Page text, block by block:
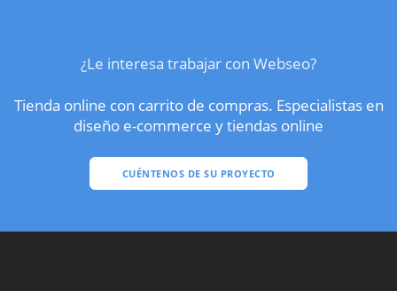
¿Le interesa trabajar con Webseo?
Tienda online con carrito de compras. Especialistas en
diseño e-commerce y tiendas online
CUÉNTENOS DE SU PROYECTO